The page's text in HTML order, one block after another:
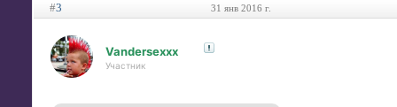
#3 31 янв 2016 г.
Vandersexxx
Участник